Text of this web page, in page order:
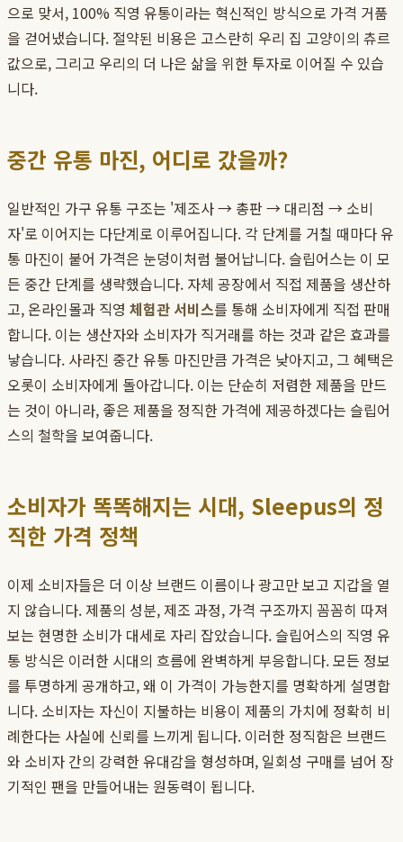
으로 맞서, 100% 직영 유통이라는 혁신적인 방식으로 가격 거품
을 걷어냈습니다. 절약된 비용은 고스란히 우리 집 고양이의 츄르
값으로, 그리고 우리의 더 나은 삶을 위한 투자로 이어질 수 있습
니다.
중간 유통 마진, 어디로 갔을까?
일반적인 가구 유통 구조는 '제조사 → 총판 → 대리점 → 소비
자'로 이어지는 다단계로 이루어집니다. 각 단계를 거칠 때마다 유
통 마진이 붙어 가격은 눈덩이처럼 불어납니다. 슬립어스는 이 모
든 중간 단계를 생략했습니다. 자체 공장에서 직접 제품을 생산하
고, 온라인몰과 직영 체험관 서비스를 통해 소비자에게 직접 판매
합니다. 이는 생산자와 소비자가 직거래를 하는 것과 같은 효과를
낳습니다. 사라진 중간 유통 마진만큼 가격은 낮아지고, 그 혜택은
오롯이 소비자에게 돌아갑니다. 이는 단순히 저렴한 제품을 만드
는 것이 아니라, 좋은 제품을 정직한 가격에 제공하겠다는 슬립어
스의 철학을 보여줍니다.
소비자가 똑똑해지는 시대, Sleepus의 정
직한 가격 정책
이제 소비자들은 더 이상 브랜드 이름이나 광고만 보고 지갑을 열
지 않습니다. 제품의 성분, 제조 과정, 가격 구조까지 꼼꼼히 따져
보는 현명한 소비가 대세로 자리 잡았습니다. 슬립어스의 직영 유
통 방식은 이러한 시대의 흐름에 완벽하게 부응합니다. 모든 정보
를 투명하게 공개하고, 왜 이 가격이 가능한지를 명확하게 설명합
니다. 소비자는 자신이 지불하는 비용이 제품의 가치에 정확히 비
례한다는 사실에 신뢰를 느끼게 됩니다. 이러한 정직함은 브랜드
와 소비자 간의 강력한 유대감을 형성하며, 일회성 구매를 넘어 장
기적인 팬을 만들어내는 원동력이 됩니다.